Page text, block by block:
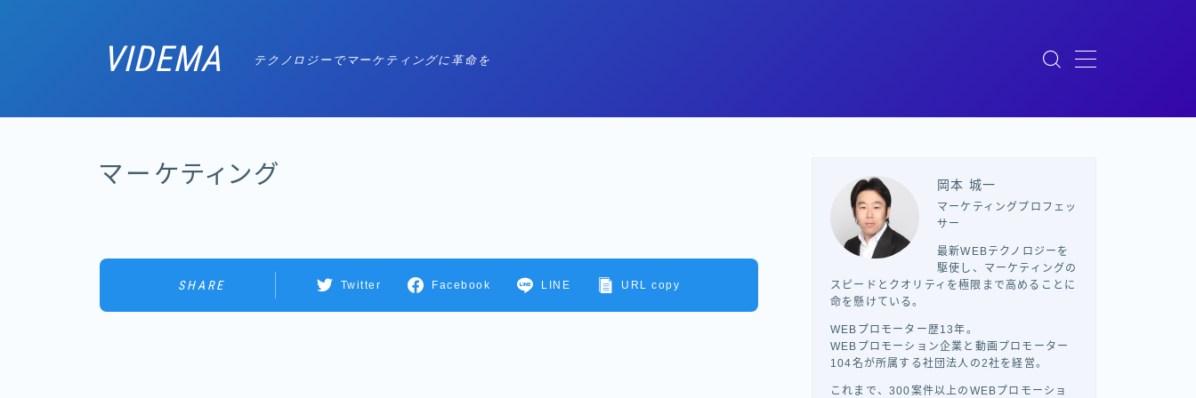
VIDEMA テクノロジーでマーケティングに革命を
MENU
AI -人工知能-
VR -仮想現実-
マーケティング
SHARE Twitter Facebook LINE URL copy
岡本 城一
マーケティングプロフェッ
サー
最新WEBテクノロジーを
駆使し、マーケティングの
スピードとクオリティを極限まで高めることに
命を懸けている。
WEBプロモーター歴13年。
WEBプロモーション企業と動画プロモーター
104名が所属する社団法人の2社を経営。
これまで、300案件以上のWEBプロモーショ